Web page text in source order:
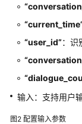
建
工
作
使
用
作
“user_id”：识
输入：支持用户
图2 配置输入参数